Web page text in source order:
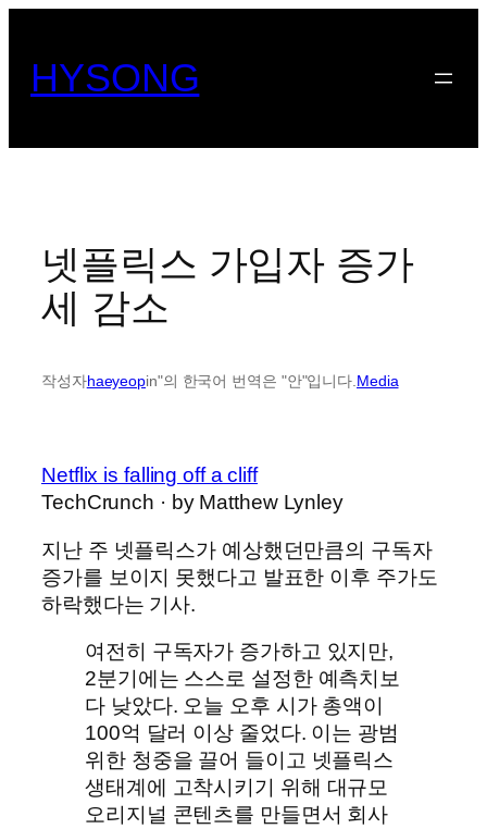
HYSONG
넷플릭스 가입자 증가
세 감소
작성자haeyeopin"의 한국어 번역은 "안"입니다.Media
Netflix is falling off a cliff
TechCrunch · by Matthew Lynley
지난 주 넷플릭스가 예상했던만큼의 구독자
증가를 보이지 못했다고 발표한 이후 주가도
하락했다는 기사.
여전히 구독자가 증가하고 있지만,
2분기에는 스스로 설정한 예측치보
다 낮았다. 오늘 오후 시가 총액이
100억 달러 이상 줄었다. 이는 광범
위한 청중을 끌어 들이고 넷플릭스
생태계에 고착시키기 위해 대규모
오리지널 콘텐츠를 만들면서 회사